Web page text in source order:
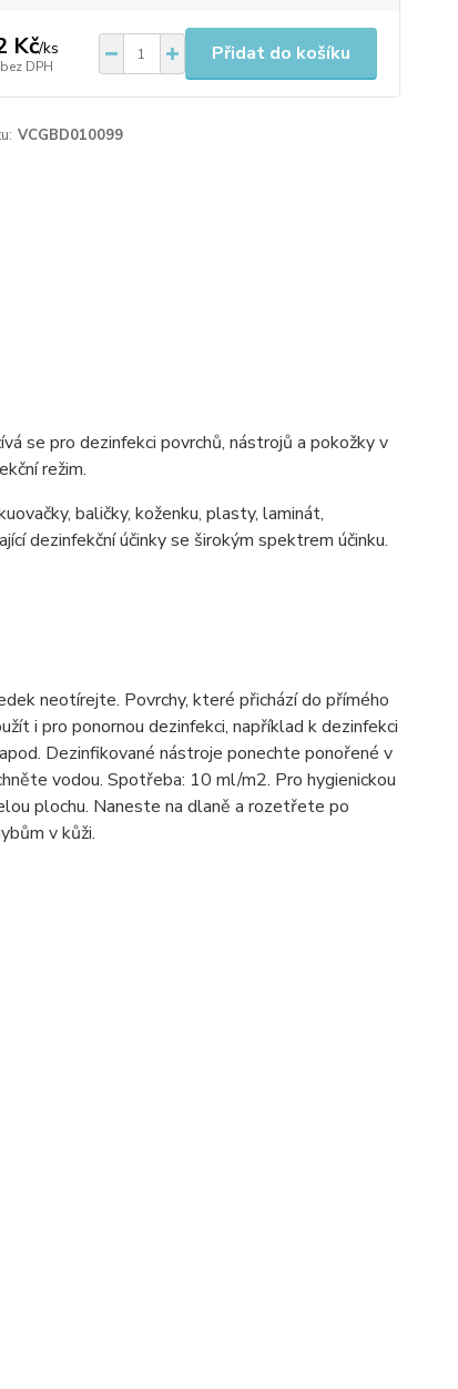
Kč/ks
bez DPH
Přidat do košíku
VCGBD010099
se pro dezinfekci povrchů, nástrojů a pokožky v
režim.
baličky, koženku, plasty, laminát,
dezinfekční účinky se širokým spektrem účinku.
neotírejte. Povrchy, které přichází do přímého
i pro ponornou dezinfekci, například k dezinfekci
Dezinfikované nástroje ponechte ponořené v
vodou. Spotřeba: 10 ml/m2. Pro hygienickou
plochu. Naneste na dlaně a rozetřete po
v kůži.